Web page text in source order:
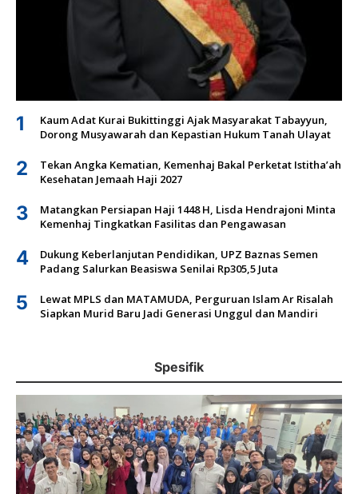
1
Kaum Adat Kurai Bukittinggi Ajak Masyarakat Tabayyun,
Dorong Musyawarah dan Kepastian Hukum Tanah Ulayat
2
Tekan Angka Kematian, Kemenhaj Bakal Perketat Istitha’ah
Kesehatan Jemaah Haji 2027
3
Matangkan Persiapan Haji 1448 H, Lisda Hendrajoni Minta
Kemenhaj Tingkatkan Fasilitas dan Pengawasan
4
Dukung Keberlanjutan Pendidikan, UPZ Baznas Semen
Padang Salurkan Beasiswa Senilai Rp305,5 Juta
5
Lewat MPLS dan MATAMUDA, Perguruan Islam Ar Risalah
Siapkan Murid Baru Jadi Generasi Unggul dan Mandiri
Spesifik